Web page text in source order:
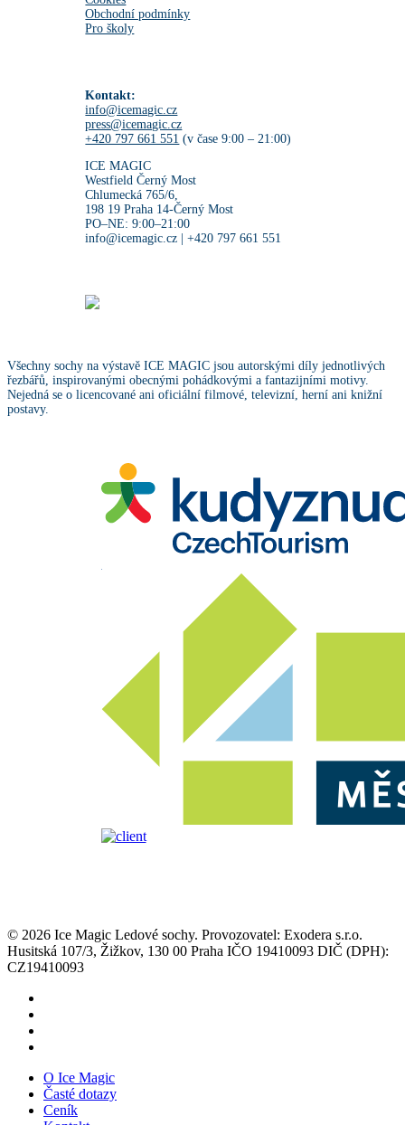
Obchodní podmínky
Pro školy
Kontakt:
info@icemagic.cz
press@icemagic.cz
+420 797 661 551 (v čase 9:00 – 21:00)
ICE MAGIC
Westfield Černý Most
Chlumecká 765/6,
198 19 Praha 14-Černý Most
PO–NE: 9:00–21:00
info@icemagic.cz | +420 797 661 551
Všechny sochy na výstavě ICE MAGIC jsou autorskými díly jednotlivých
řezbářů, inspirovanými obecnými pohádkovými a fantazijními motivy.
Nejedná se o licencované ani oficiální filmové, televizní, herní ani knižní
postavy.
© 2026 Ice Magic Ledové sochy. Provozovatel: Exodera s.r.o.
Husitská 107/3, Žižkov, 130 00 Praha IČO 19410093 DIČ (DPH):
CZ19410093
Close
Menu
O Ice Magic
Časté dotazy
Ceník